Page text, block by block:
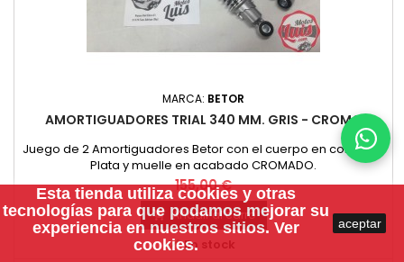
MARCA: BETOR
AMORTIGUADORES TRIAL 340 MM. GRIS - CROMO
Juego de 2 Amortiguadores Betor con el cuerpo en color Gris
Plata y muelle en acabado CROMADO.
Precio
155,00 €
 Añadir al carro
En stock
Esta tienda utiliza cookies y otras
tecnologías para que podamos mejorar su
experiencia en nuestros sitios. Ver
cookies.
aceptar